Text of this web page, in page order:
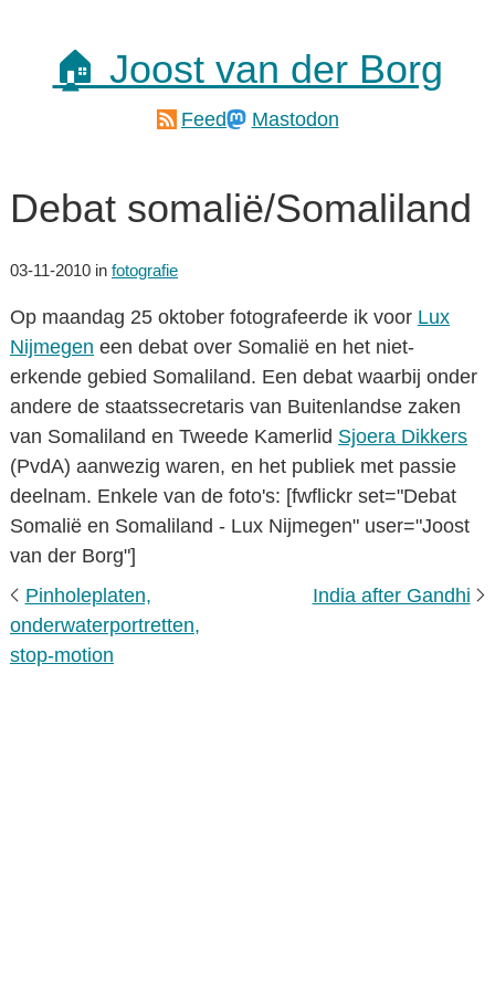
🏠 Joost van der Borg
Feed Mastodon
Debat somalië/Somaliland
03-11-2010 in fotografie
Op maandag 25 oktober fotografeerde ik voor Lux
Nijmegen een debat over Somalië en het niet-
erkende gebied Somaliland. Een debat waarbij onder
andere de staatssecretaris van Buitenlandse zaken
van Somaliland en Tweede Kamerlid Sjoera Dikkers
(PvdA) aanwezig waren, en het publiek met passie
deelnam. Enkele van de foto's: [fwflickr set="Debat
Somalië en Somaliland - Lux Nijmegen" user="Joost
van der Borg"]
Pinholeplaten,
onderwaterportretten,
stop-motion
India after Gandhi